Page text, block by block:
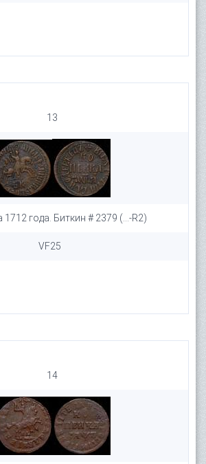
13
1712 года. Биткин # 2379 (...-R2)
VF25
14